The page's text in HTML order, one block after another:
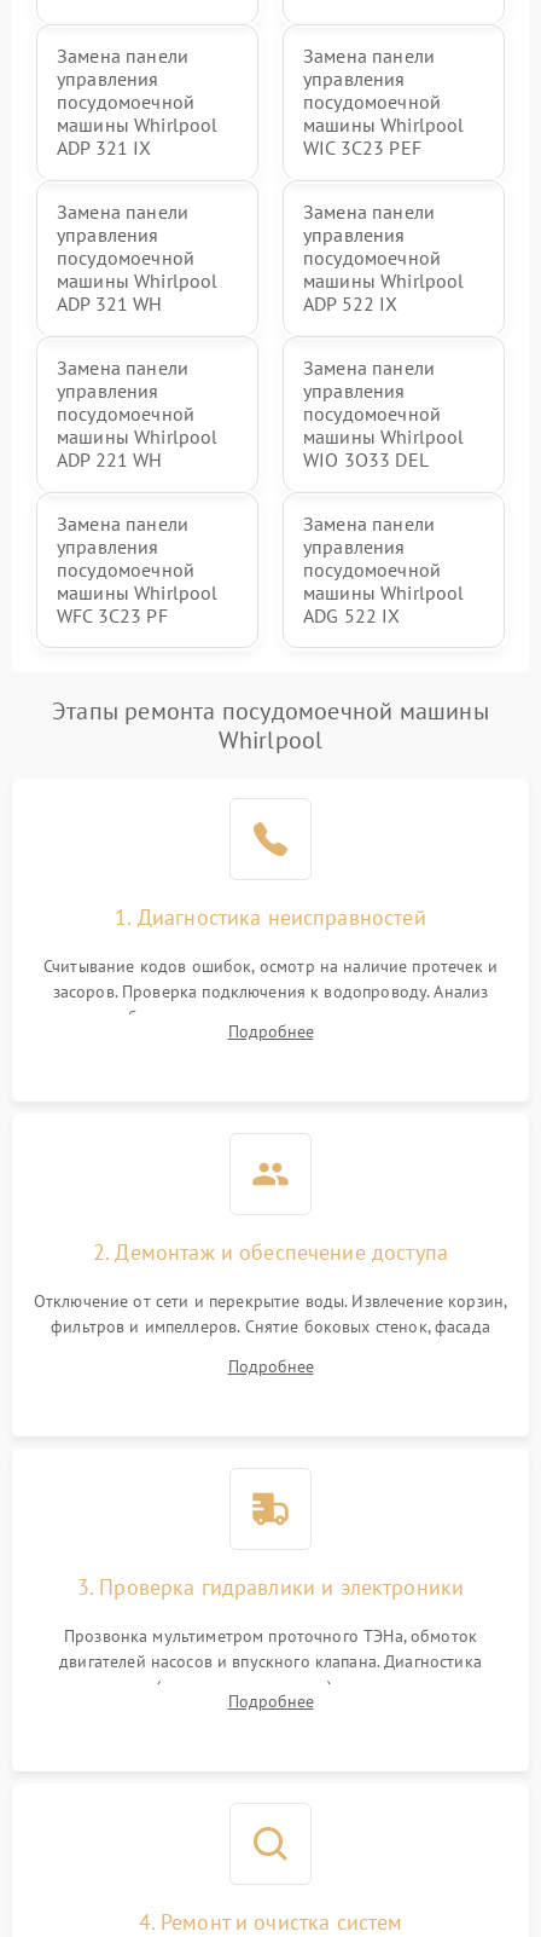
Замена панели
управления
посудомоечной
машины Whirlpool
ADP 321 IX
Замена панели
управления
посудомоечной
машины Whirlpool
WIC 3C23 PEF
Замена панели
управления
посудомоечной
машины Whirlpool
ADP 321 WH
Замена панели
управления
посудомоечной
машины Whirlpool
ADP 522 IX
Замена панели
управления
посудомоечной
машины Whirlpool
ADP 221 WH
Замена панели
управления
посудомоечной
машины Whirlpool
WIO 3O33 DEL
Замена панели
управления
посудомоечной
машины Whirlpool
WFC 3C23 PF
Замена панели
управления
посудомоечной
машины Whirlpool
ADG 522 IX
Этапы ремонта посудомоечной машины
Whirlpool
1. Диагностика неисправностей
Считывание кодов ошибок, осмотр на наличие протечек и
засоров. Проверка подключения к водопроводу. Анализ
жалоб на отсутствие слива, нагрева, вращения
разбрызгивателей или срабатывание системы защиты
Подробнее
2. Демонтаж и обеспечение доступа
Отключение от сети и перекрытие воды. Извлечение корзин,
фильтров и импеллеров. Снятие боковых стенок, фасада
циркуляционному насосу, ТЭНу и сливной помпе.
Подробнее
3. Проверка гидравлики и электроники
Прозвонка мультиметром проточного ТЭНа, обмоток
двигателей насосов и впускного клапана. Диагностика
прессостата (датчика уровня воды), датчика мутности,
концевика дверцы и электронного модуля управления.
Подробнее
4. Ремонт и очистка систем